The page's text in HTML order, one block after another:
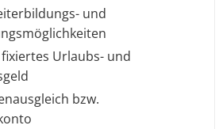
und
Urlaubs- und
bzw.